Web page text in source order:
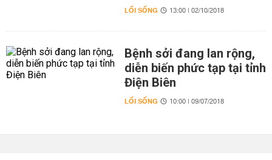
LỐI SỐNG 13:00 | 02/10/2018
Bệnh sởi đang lan rộng,
diễn biến phức tạp tại tỉnh
Điện Biên
LỐI SỐNG 10:00 | 09/07/2018